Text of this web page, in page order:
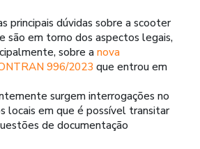
principais dúvidas sobre a scooter
são em torno dos aspectos legais,
sobre anova
996/2023 que entrou em
surgem interrogações no
locais em que é possível transitar
de documentação